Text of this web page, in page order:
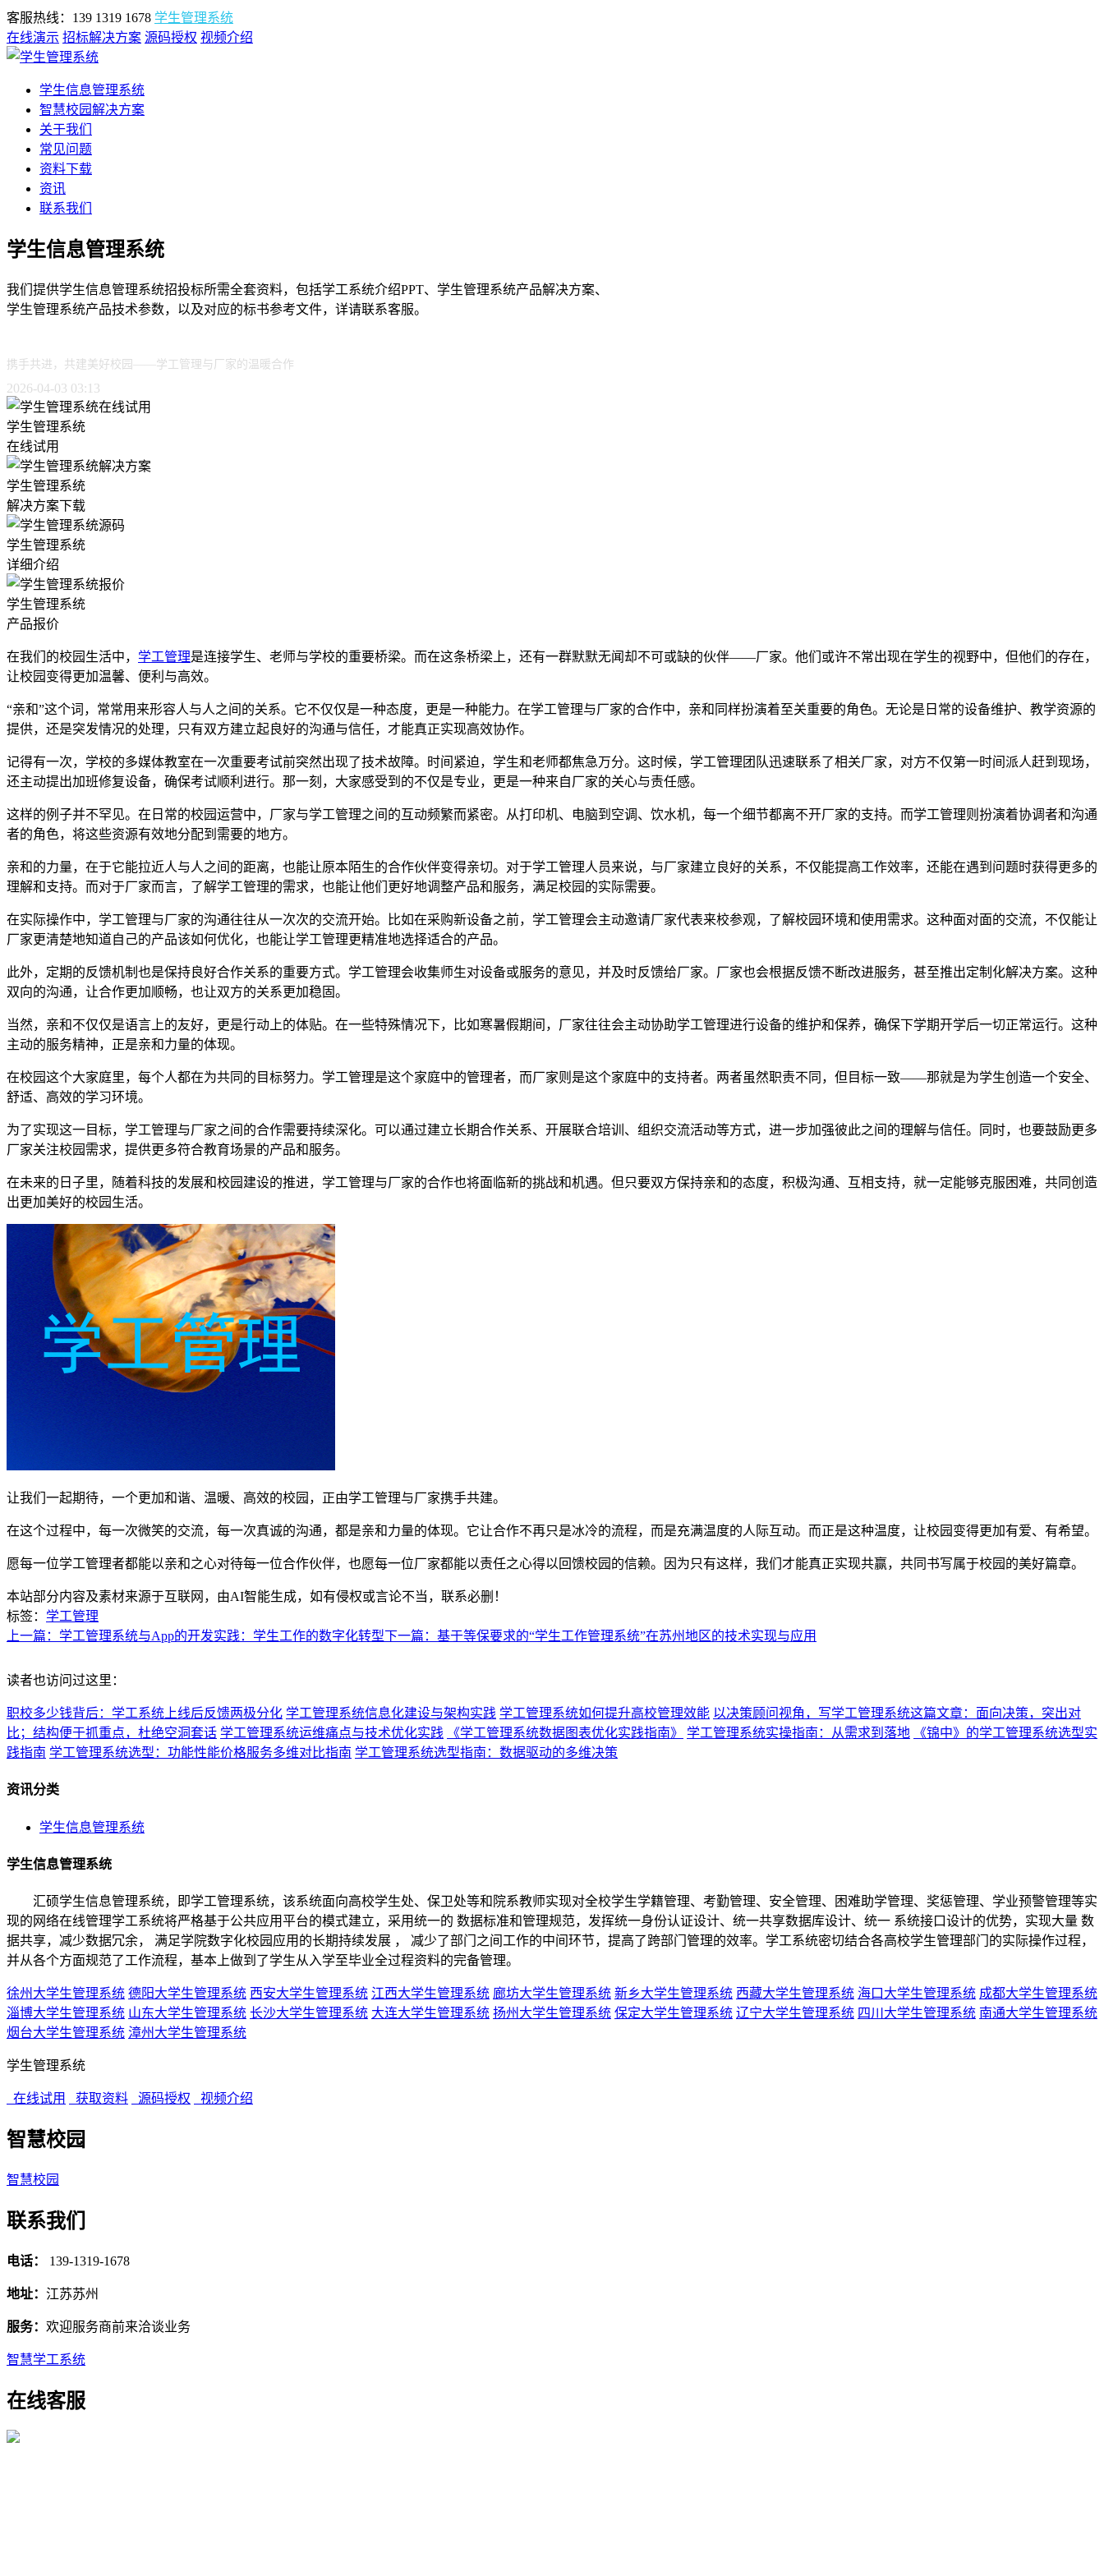
客服热线：139 1319 1678 学生管理系统
在线演示 招标解决方案 源码授权 视频介绍
学生信息管理系统
智慧校园解决方案
关于我们
常见问题
资料下载
资讯
联系我们
学生信息管理系统
我们提供学生信息管理系统招投标所需全套资料，包括学工系统介绍PPT、学生管理系统产品解决方案、
学生管理系统产品技术参数，以及对应的标书参考文件，详请联系客服。
携手共进，共建美好校园——学工管理与厂家的温暖合作
2026-04-03 03:13
学生管理系统
在线试用
学生管理系统
解决方案下载
学生管理系统
详细介绍
学生管理系统
产品报价
在我们的校园生活中， 学工管理是连接学生、老师与学校的重要桥梁。而在这条桥梁上，还有一群默默无闻却不可或缺的伙伴——厂家。他们或许不常出现在学生的视野中，但他们的存在，
让校园变得更加温馨、便利与高效。
“亲和”这个词，常常用来形容人与人之间的关系。它不仅仅是一种态度，更是一种能力。在学工管理与厂家的合作中，亲和同样扮演着至关重要的角色。无论是日常的设备维护、教学资源的
提供，还是突发情况的处理，只有双方建立起良好的沟通与信任，才能真正实现高效协作。
记得有一次，学校的多媒体教室在一次重要考试前突然出现了技术故障。时间紧迫，学生和老师都焦急万分。这时候，学工管理团队迅速联系了相关厂家，对方不仅第一时间派人赶到现场，
还主动提出加班修复设备，确保考试顺利进行。那一刻，大家感受到的不仅是专业，更是一种来自厂家的关心与责任感。
这样的例子并不罕见。在日常的校园运营中，厂家与学工管理之间的互动频繁而紧密。从打印机、电脑到空调、饮水机，每一个细节都离不开厂家的支持。而学工管理则扮演着协调者和沟通
者的角色，将这些资源有效地分配到需要的地方。
亲和的力量，在于它能拉近人与人之间的距离，也能让原本陌生的合作伙伴变得亲切。对于学工管理人员来说，与厂家建立良好的关系，不仅能提高工作效率，还能在遇到问题时获得更多的
理解和支持。而对于厂家而言，了解学工管理的需求，也能让他们更好地调整产品和服务，满足校园的实际需要。
在实际操作中，学工管理与厂家的沟通往往从一次次的交流开始。比如在采购新设备之前，学工管理会主动邀请厂家代表来校参观，了解校园环境和使用需求。这种面对面的交流，不仅能让
厂家更清楚地知道自己的产品该如何优化，也能让学工管理更精准地选择适合的产品。
此外，定期的反馈机制也是保持良好合作关系的重要方式。学工管理会收集师生对设备或服务的意见，并及时反馈给厂家。厂家也会根据反馈不断改进服务，甚至推出定制化解决方案。这种
双向的沟通，让合作更加顺畅，也让双方的关系更加稳固。
当然，亲和不仅仅是语言上的友好，更是行动上的体贴。在一些特殊情况下，比如寒暑假期间，厂家往往会主动协助学工管理进行设备的维护和保养，确保下学期开学后一切正常运行。这种
主动的服务精神，正是亲和力量的体现。
在校园这个大家庭里，每个人都在为共同的目标努力。学工管理是这个家庭中的管理者，而厂家则是这个家庭中的支持者。两者虽然职责不同，但目标一致——那就是为学生创造一个安全、
舒适、高效的学习环境。
为了实现这一目标，学工管理与厂家之间的合作需要持续深化。可以通过建立长期合作关系、开展联合培训、组织交流活动等方式，进一步加强彼此之间的理解与信任。同时，也要鼓励更多
厂家关注校园需求，提供更多符合教育场景的产品和服务。
在未来的日子里，随着科技的发展和校园建设的推进，学工管理与厂家的合作也将面临新的挑战和机遇。但只要双方保持亲和的态度，积极沟通、互相支持，就一定能够克服困难，共同创造
出更加美好的校园生活。
让我们一起期待，一个更加和谐、温暖、高效的校园，正由学工管理与厂家携手共建。
在这个过程中，每一次微笑的交流，每一次真诚的沟通，都是亲和力量的体现。它让合作不再只是冰冷的流程，而是充满温度的人际互动。而正是这种温度，让校园变得更加有爱、有希望。
愿每一位学工管理者都能以亲和之心对待每一位合作伙伴，也愿每一位厂家都能以责任之心得以回馈校园的信赖。因为只有这样，我们才能真正实现共赢，共同书写属于校园的美好篇章。
本站部分内容及素材来源于互联网，由AI智能生成，如有侵权或言论不当，联系必删！
标签： 学工管理
上一篇：学工管理系统与App的开发实践：学生工作的数字化转型下一篇：基于等保要求的“学生工作管理系统”在苏州地区的技术实现与应用
读者也访问过这里：
职校多少钱背后：学工系统上线后反馈两极分化 学工管理系统信息化建设与架构实践 学工管理系统如何提升高校管理效能 以决策顾问视角，写学工管理系统这篇文章：面向决策，突出对
比；结构便于抓重点，杜绝空洞套话 学工管理系统运维痛点与技术优化实践 《学工管理系统数据图表优化实践指南》 学工管理系统实操指南：从需求到落地
《锦中》的学工管理系统选型实
践指南 学工管理系统选型：功能性能价格服务多维对比指南 学工管理系统选型指南：数据驱动的多维决策
资讯分类
学生信息管理系统
学生信息管理系统
汇硕学生信息管理系统，即学工管理系统，该系统面向高校学生处、保卫处等和院系教师实现对全校学生学籍管理、考勤管理、安全管理、困难助学管理、奖惩管理、学业预警管理等实
现的网络在线管理学工系统将严格基于公共应用平台的模式建立，采用统一的 数据标准和管理规范，发挥统一身份认证设计、统一共享数据库设计、统一 系统接口设计的优势，实现大量 数
据共享，减少数据冗余， 满足学院数字化校园应用的长期持续发展 ， 减少了部门之间工作的中间环节，提高了跨部门管理的效率。学工系统密切结合各高校学生管理部门的实际操作过程，
并从各个方面规范了工作流程，基本上做到了学生从入学至毕业全过程资料的完备管理。
徐州大学生管理系统 德阳大学生管理系统 西安大学生管理系统 江西大学生管理系统 廊坊大学生管理系统 新乡大学生管理系统 西藏大学生管理系统 海口大学生管理系统 成都大学生管理系统
淄博大学生管理系统 山东大学生管理系统 长沙大学生管理系统 大连大学生管理系统 扬州大学生管理系统 保定大学生管理系统 辽宁大学生管理系统 四川大学生管理系统 南通大学生管理系统
烟台大学生管理系统 漳州大学生管理系统
学生管理系统
在线试用 获取资料 源码授权 视频介绍
智慧校园
智慧校园
联系我们
电话： 139-1319-1678
地址： 江苏苏州
服务： 欢迎服务商前来洽谈业务
智慧学工系统
在线客服